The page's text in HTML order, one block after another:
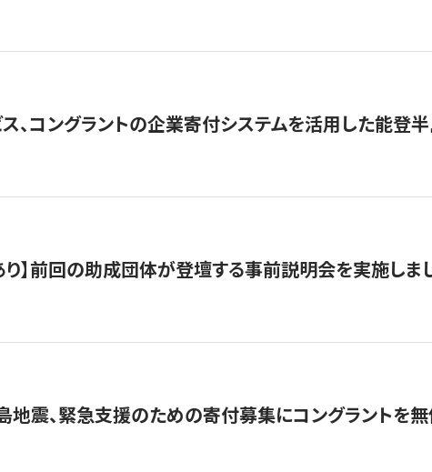
、コングラントの企業寄付システムを活用した能登
り】前回の助成団体が登壇する事前説明会を実施しま
地震、緊急支援のための寄付募集にコングラントを無